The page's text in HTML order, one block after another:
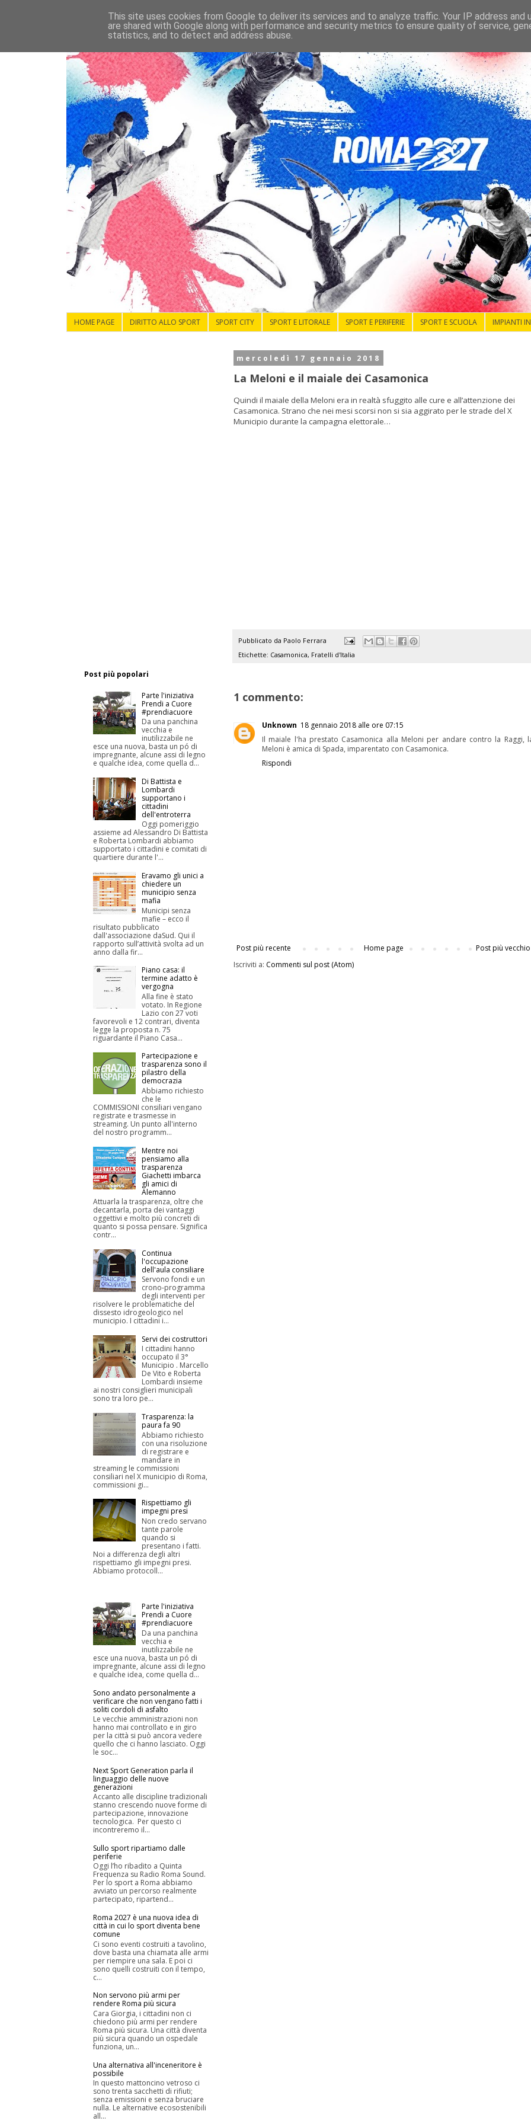
HOME PAGE DIRITTO ALLO SPORT SPORT CITY SPORT E LITORALE SPORT E PERIFERIE SPORT E SCUOLA IMPIANTI
mercoledì 17 gennaio 2018
La Meloni e il maiale dei Casamonica
Quindi il maiale della Meloni era in realtà sfuggito alle cure e all’attenzione dei
Casamonica. Strano che nei mesi scorsi non si sia aggirato per le strade del X
Municipio durante la campagna elettorale…
Pubblicato da Paolo Ferrara
Etichette: Casamonica, Fratelli d'Italia
1 commento:
Unknown 18 gennaio 2018 alle ore 07:15
Il maiale l'ha prestato Casamonica alla Meloni per andare contro la Raggi,
Meloni è amica di Spada, imparentato con Casamonica.
Rispondi
Post più recente Post più vecchio
Home page
Iscriviti a: Commenti sul post (Atom)
Post più popolari
Parte l'iniziativa
Prendi a Cuore
#prendiacuore
Da una panchina
vecchia e
inutilizzabile ne
esce una nuova, basta un pó di
impregnante, alcune assi di legno
e qualche idea, come quella d...
Di Battista e
Lombardi
supportano i
cittadini
dell'entroterra
Oggi pomeriggio
assieme ad Alessandro Di Battista
e Roberta Lombardi abbiamo
supportato i cittadini e comitati di
quartiere durante l'...
Eravamo gli unici a
chiedere un
municipio senza
mafia
Municipi senza
mafie – ecco il
risultato pubblicato
dall'associazione daSud. Qui il
rapporto sull’attività svolta ad un
anno dalla fir...
Piano casa: il
termine adatto è
vergogna
Alla fine è stato
votato. In Regione
Lazio con 27 voti
favorevoli e 12 contrari, diventa
legge la proposta n. 75
riguardante il Piano Casa...
Partecipazione e
trasparenza sono il
pilastro della
democrazia
Abbiamo richiesto
che le
COMMISSIONI consiliari vengano
registrate e trasmesse in
streaming. Un punto all'interno
del nostro programm...
Mentre noi
pensiamo alla
trasparenza
Giachetti imbarca
gli amici di
Alemanno
Attuarla la trasparenza, oltre che
decantarla, porta dei vantaggi
oggettivi e molto più concreti di
quanto si possa pensare. Significa
contr...
Continua
l'occupazione
dell'aula consiliare
Servono fondi e un
crono-programma
degli interventi per
risolvere le problematiche del
dissesto idrogeologico nel
municipio. I cittadini i...
Servi dei costruttori
I cittadini hanno
occupato il 3°
Municipio . Marcello
De Vito e Roberta
Lombardi insieme
ai nostri consiglieri municipali
sono tra loro pe...
Trasparenza: la
paura fa 90
Abbiamo richiesto
con una risoluzione
di registrare e
mandare in
streaming le commissioni
consiliari nel X municipio di Roma,
commissioni gi...
Rispettiamo gli
impegni presi
Non credo servano
tante parole
quando si
presentano i fatti.
Noi a differenza degli altri
rispettiamo gli impegni presi.
Abbiamo protocoll...
Parte l'iniziativa
Prendi a Cuore
#prendiacuore
Da una panchina
vecchia e
inutilizzabile ne
esce una nuova, basta un pó di
impregnante, alcune assi di legno
e qualche idea, come quella d...
Sono andato personalmente a
verificare che non vengano fatti i
soliti cordoli di asfalto
Le vecchie amministrazioni non
hanno mai controllato e in giro
per la città si può ancora vedere
quello che ci hanno lasciato. Oggi
le soc...
Next Sport Generation parla il
linguaggio delle nuove
generazioni
Accanto alle discipline tradizionali
stanno crescendo nuove forme di
partecipazione, innovazione
tecnologica. Per questo ci
incontreremo il...
Sullo sport ripartiamo dalle
periferie
Oggi l’ho ribadito a Quinta
Frequenza su Radio Roma Sound.
Per lo sport a Roma abbiamo
avviato un percorso realmente
partecipato, ripartend...
Roma 2027 è una nuova idea di
città in cui lo sport diventa bene
comune
Ci sono eventi costruiti a tavolino,
dove basta una chiamata alle armi
per riempire una sala. E poi ci
sono quelli costruiti con il tempo,
c...
Non servono più armi per
rendere Roma più sicura
Cara Giorgia, i cittadini non ci
chiedono più armi per rendere
Roma più sicura. Una città diventa
più sicura quando un ospedale
funziona, un...
Una alternativa all'inceneritore è
possibile
In questo mattoncino vetroso ci
sono trenta sacchetti di rifiuti;
senza emissioni e senza bruciare
nulla. Le alternative ecosostenibili
all...
This site uses cookies from Google to deliver its services and to analyze traffic. Your IP address and
are shared with Google along with performance and security metrics to ensure quality of service,
statistics, and to detect and address abuse.